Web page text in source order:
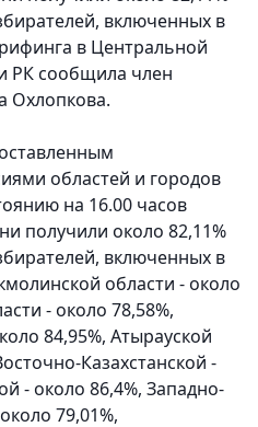
включенных в
в Центральной
РК сообщила член
Охлопкова.
областей и городов
на 16.00 часов
получили около 82,11%
включенных в
области - около
- около 78,58%,
84,95%, Атырауской
Казахстанской -
- около 86,4%, Западно-
79,01%,